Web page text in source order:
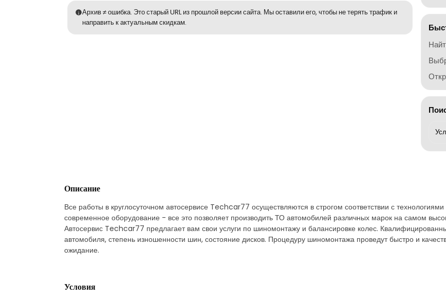
Архив ≠ ошибка. Это старый URL из прошлой версии сайта. Мы оставили его, чтобы не терять трафик и
направить к актуальным скидкам.
Описание
Все работы в круглосуточном автосервисе Techcar77 осуществляются в строгом соответствии с
современное оборудование - все это позволяет производить ТО автомобилей различных марок на самом
Автосервис Techcar77 предлагает вам свои услуги по шиномонтажу и балансировке колес.
автомобиля, степень изношенности шин, состояние дисков. Процедуру шиномонтажа проведут быстро и
ожидание.
Условия